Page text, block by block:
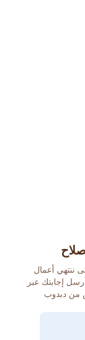
ننتهي أعمال
إجابتك عبر